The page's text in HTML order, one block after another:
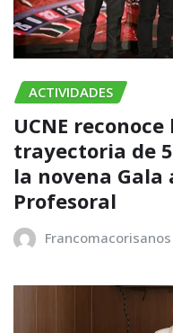
ACTIVIDADES
UCNE
trayectoria de
la novena Gala
Profesoral
Francomacorisanos